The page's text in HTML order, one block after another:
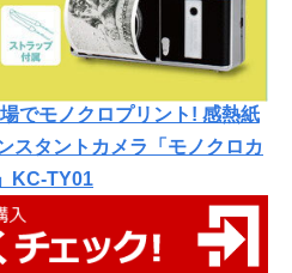
でモノクロプリント! 感熱紙
スタントカメラ「モノクロカ
KC-TY01